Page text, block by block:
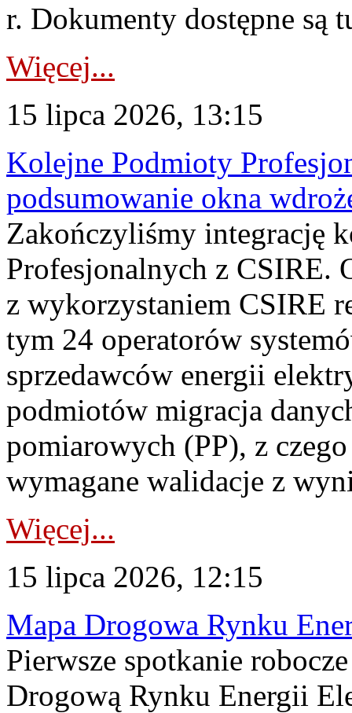
r. Dokumenty dostępne są
Więcej...
15 lipca 2026, 13:15
Kolejne Podmioty
podsumowanie okna
Zakończyliśmy integrację
Profesjonalnych z CSIRE.
z wykorzystaniem CSIRE
tym 24 operatorów
sprzedawców energii
podmiotów migracja
pomiarowych (PP), z
wymagane walidacje z
Więcej...
15 lipca 2026, 12:15
Mapa Drogowa Rynku
Pierwsze spotkanie
Drogową Rynku Energii